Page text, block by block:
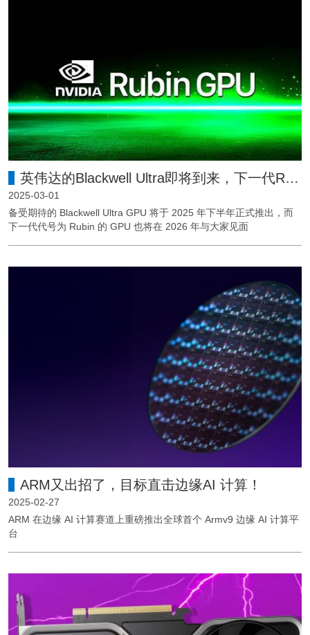
英伟达的Blackwell Ultra即将到来，下一代Rubin也在快马加鞭！
2025-03-01
备受期待的 Blackwell Ultra GPU 将于 2025 年下半年正式推出，而
下一代代号为 Rubin 的 GPU 也将在 2026 年与大家见面
ARM又出招了，目标直击边缘AI 计算！
2025-02-27
ARM 在边缘 AI 计算赛道上重磅推出全球首个 Armv9 边缘 AI 计算平
台